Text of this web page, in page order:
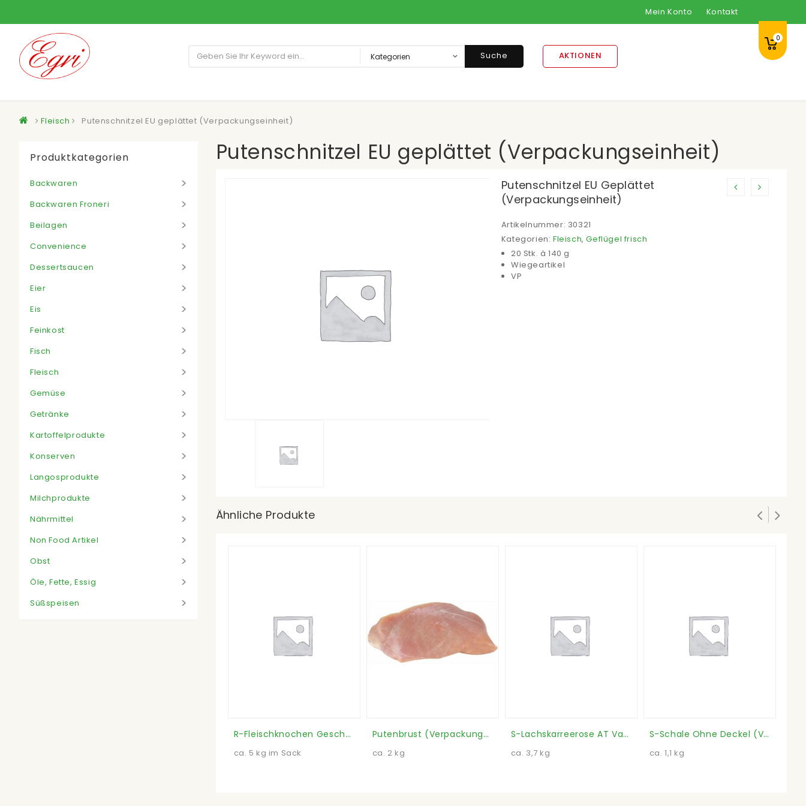
Mein Konto Kontakt
0
Suche AKTIONEN
Fleisch Putenschnitzel EU geplättet (Verpackungseinheit)
Putenschnitzel EU geplättet (Verpackungseinheit)
Putenschnitzel EU Geplättet
(Verpackungseinheit)
Artikelnummer: 30321
Kategorien: Fleisch,Geflügel frisch
20 Stk. à 140 g
Wiegeartikel
VP
Ähnliche Produkte
R-Fleischknochen Geschnitten AT (Verpackungseinheit)
ca. 5 kg im Sack
Putenbrust (Verpackungseinheit)
ca. 2 kg
S-Lachskarreerose AT Vac. (Verpackungseinheit)
ca. 3,7 kg
S-Schale Ohne Deckel (Verpackungseinheit)
ca. 1,1 kg
Produktkategorien
Backwaren
Backwaren Froneri
Beilagen
Convenience
Dessertsaucen
Eier
Eis
Feinkost
Fisch
Fleisch
Gemüse
Getränke
Kartoffelprodukte
Konserven
Langosprodukte
Milchprodukte
Nährmittel
Non Food Artikel
Obst
Öle, Fette, Essig
Süßspeisen